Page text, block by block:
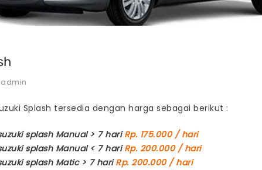
admin
Splash tersedia dengan harga sebagai berikut :
splash Manual > 7 hariRp. 175.000 / hari
splash Manual < 7 hariRp. 200.000 / hari
splash Matic > 7 hariRp. 200.000 / hari